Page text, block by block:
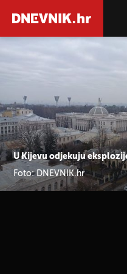
U Kijevu odjekuju
Foto: DNEVNIK.hr